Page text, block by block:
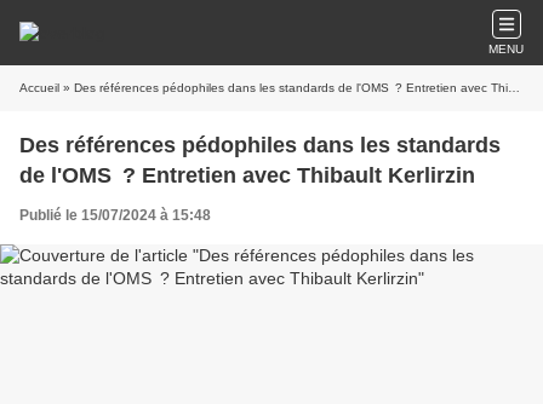
MENU
Accueil » Des références pédophiles dans les standards de l'OMS ? Entretien avec Thibault Kerlirzin
Des références pédophiles dans les standards
de l'OMS ? Entretien avec Thibault Kerlirzin
Publié le 15/07/2024 à 15:48